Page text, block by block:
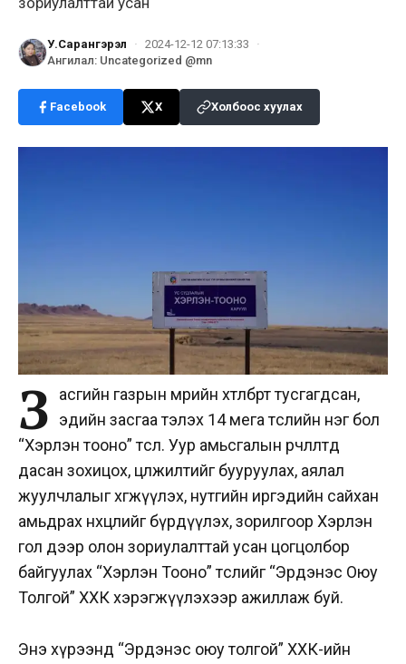
У.Сарангэрэл · 2024-12-12 07:13:33
·
Ангилал: Uncategorized @mn
Facebook X Холбоос хуулах
З
асгийн газрын мөрийн хөтөлбөрт тусгагдсан,
эдийн засгаа тэлэх 14 мега төслийн нэг бол
“Хэрлэн тооно” төсөл. Уур амьсгалын өөрчлөлтөд
дасан зохицох, цөлжилтийг бууруулах, аялал
жуулчлалыг хөгжүүлэх, нутгийн иргэдийн сайхан
амьдрах нөхцөлийг бүрдүүлэх, зорилгоор Хэрлэн
гол дээр олон зориулалттай усан цогцолбор
байгуулах “Хэрлэн Тооно” төслийг “Эрдэнэс Оюу
Толгой” ХХК хэрэгжүүлэхээр ажиллаж буй.
Энэ хүрээнд “Эрдэнэс оюу толгой” ХХК-ийн